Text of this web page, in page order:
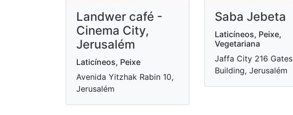
Landwer café -
Cinema City,
Jerusalém
Laticíneos, Peixe
Avenida Yitzhak Rabin 10,
Jerusalém
Saba Jebeta
Laticíneos, Peixe,
Vegetariana
Jaffa City 216 Gates
Building, Jerusalém